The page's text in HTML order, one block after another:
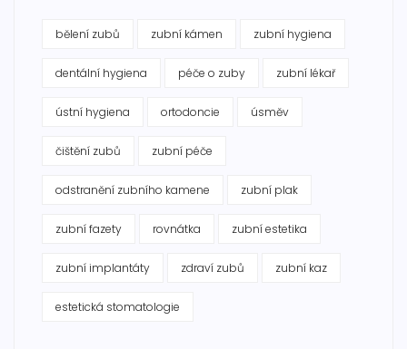
bělení zubů zubní kámen zubní hygiena
dentální hygiena péče o zuby zubní lékař
ústní hygiena ortodoncie úsměv
čištění zubů zubní péče
odstranění zubního kamene zubní plak
zubní fazety rovnátka zubní estetika
zubní implantáty zdraví zubů zubní kaz
estetická stomatologie